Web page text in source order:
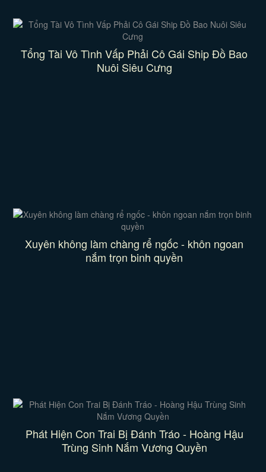
Tổng Tài Vô Tình Vấp Phải Cô Gái Ship Đồ Bao
Nuôi Siêu Cưng
Xuyên không làm chàng rể ngốc - khôn ngoan
nắm trọn binh quyền
Phát Hiện Con Trai Bị Đánh Tráo - Hoàng Hậu
Trùng Sinh Nắm Vương Quyền